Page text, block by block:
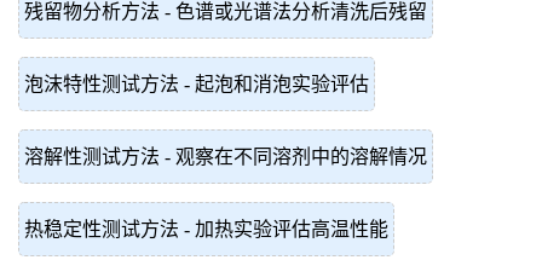
残留物分析方法 - 色谱或光谱法分析清洗后残留
泡沫特性测试方法 - 起泡和消泡实验评估
溶解性测试方法 - 观察在不同溶剂中的溶解情况
热稳定性测试方法 - 加热实验评估高温性能